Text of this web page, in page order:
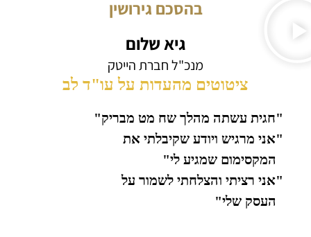
בהסכם גירושין
גיא שלום
מנכ"ל חברת הייטק
ציטוטים מהעדות על עו"ד לב
"חגית עשתה מהלך שח מט מבריק"
"אני מרגיש ויודע שקיבלתי את
המקסימום שמגיע לי"
"אני רציתי והצלחתי לשמור על
העסק שלי"